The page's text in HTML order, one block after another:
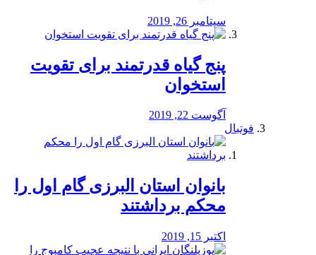
سپتامبر 26, 2019
پنج گیاه قدرتمند برای تقویت
استخوان
آگوست 22, 2019
فوتبال
بانوان استان البرزی گام اول را
محكم برداشتند
اکتبر 15, 2019